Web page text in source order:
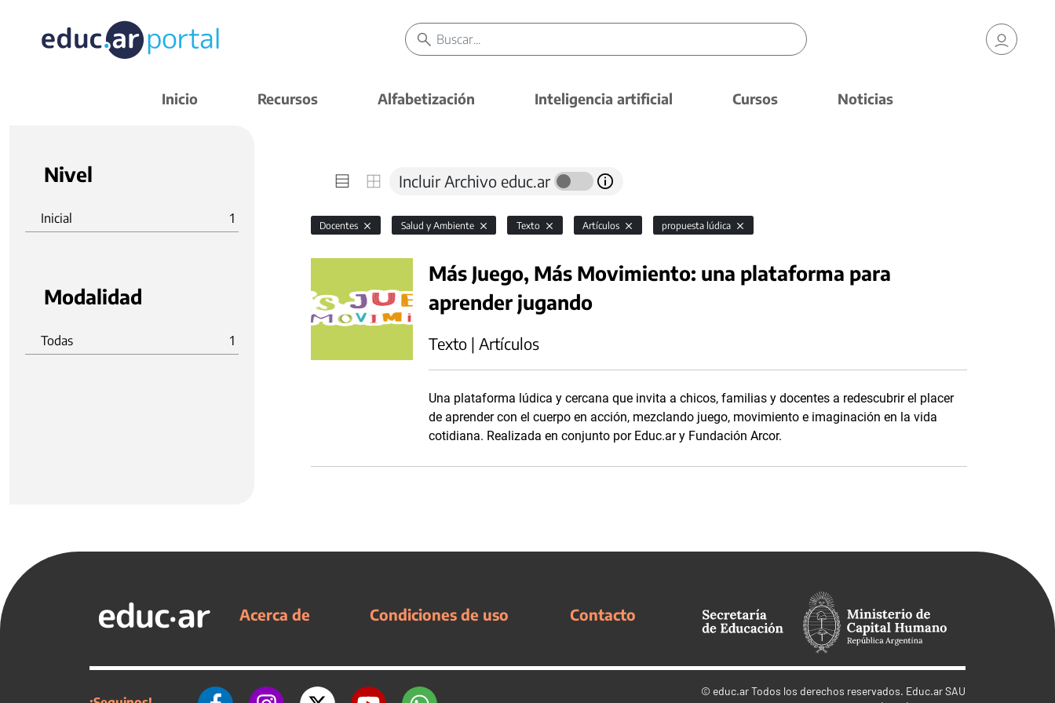
Inicio Recursos Alfabetización Inteligencia artificial Cursos Noticias
Nivel
Inicial 1
Modalidad
Todas 1
Incluir Archivo educ.ar
Docentes Salud y Ambiente Texto Artículos propuesta lúdica
Más Juego, Más Movimiento: una plataforma para
aprender jugando
Texto | Artículos
Una plataforma lúdica y cercana que invita a chicos, familias y docentes a redescubrir el placer
de aprender con el cuerpo en acción, mezclando juego, movimiento e imaginación en la vida
cotidiana. Realizada en conjunto por Educ.ar y Fundación Arcor.
Acerca de Condiciones de uso Contacto
© educ.arTodos los derechos reservados. Educ.ar SAU